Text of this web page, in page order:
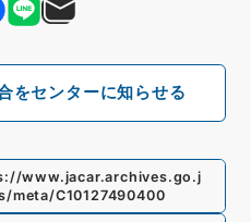
をセンターに知らせる
www.jacar.archives.go.j
meta/C10127490400